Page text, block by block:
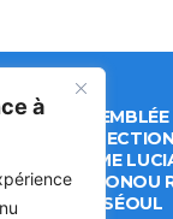
à
47ᵉ
LA
PRIVÉE: ME
HOUNKPONOU
BÉNIN À SÉOUL